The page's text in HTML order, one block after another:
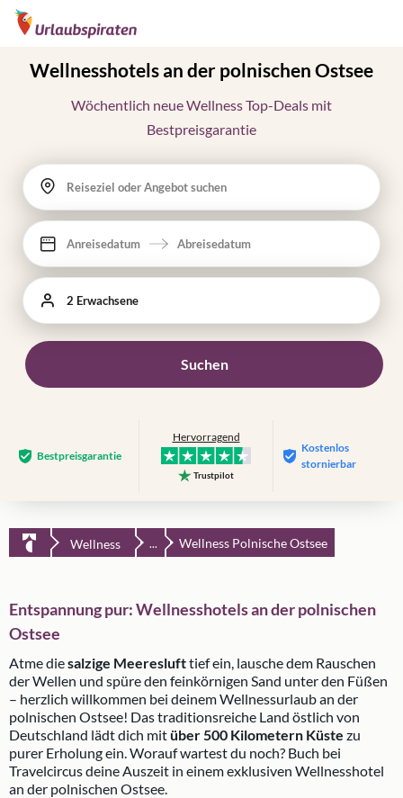
Wellnesshotels an der polnischen Ostsee
Wöchentlich neue Wellness Top-Deals mit
Bestpreisgarantie
Reiseziel oder Angebot suchen
Anreisedatum Abreisedatum
2 Erwachsene
Suchen
Bestpreis­garantie
Hervorragend
Trustpilot
Kostenlos
stornierbar
Wellness ... Wellness Polnische Ostsee
Entspannung pur: Wellnesshotels an der polnischen
Ostsee
Atme diesalzige Meereslufttief ein, lausche dem Rauschen
der Wellen und spüre den feinkörnigen Sand unter den Füßen
– herzlich willkommen bei deinem Wellnessurlaub an der
polnischen Ostsee! Das traditionsreiche Land östlich von
Deutschland lädt dich mitüber 500 Kilometern Küste zu
purer Erholung ein. Worauf wartest du noch? Buch bei
Travelcircus deine Auszeit in einem exklusiven Wellnesshotel
an der polnischen Ostsee.